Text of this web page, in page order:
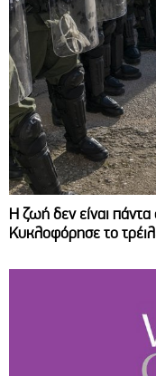
Η ζωή δεν είναι
Κυκλοφόρησε το